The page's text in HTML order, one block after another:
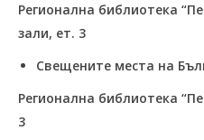
Регионална библиотека
зали, ет. 3
Свещените места на
Регионална библиотека
3